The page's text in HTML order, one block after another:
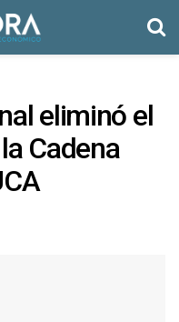
eliminó el
Cadena